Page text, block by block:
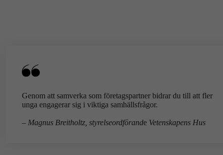
Genom att samverka som företagspartner bidrar du till att fler
unga engagerar sig i viktiga samhällsfrågor.
– Magnus Breitholtz, styrelseordförande Vetenskapens Hus